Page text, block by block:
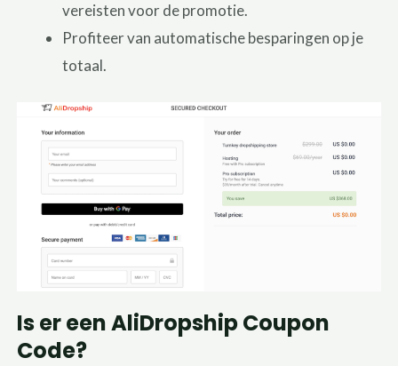
vereisten voor de promotie.
Profiteer van automatische besparingen op je
totaal.
Is er een AliDropship Coupon
Code?